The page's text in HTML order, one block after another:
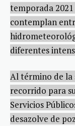
temporada
contemplan
diferentes
Al término de la
recorrido para
Servicios
desazolve de